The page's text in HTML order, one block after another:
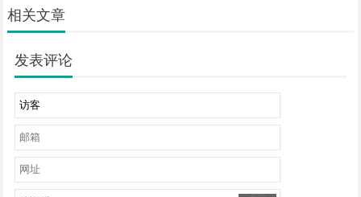
相关文章
发表评论